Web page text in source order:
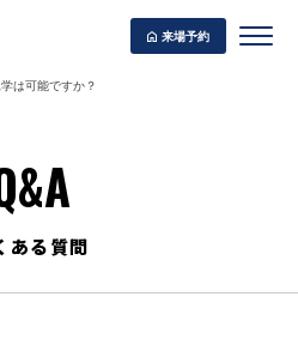
来場予約
の BEST PLAN
は可能ですか？
ある質問